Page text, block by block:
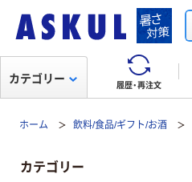
履歴・再注文
カテゴリー
ホーム 飲料/食品/ギフト/お酒
カテゴリー